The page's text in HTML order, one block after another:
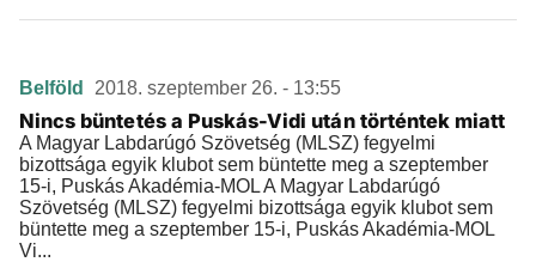
Belföld 2018. szeptember 26. - 13:55
Nincs büntetés a Puskás-Vidi után történtek miatt
A Magyar Labdarúgó Szövetség (MLSZ) fegyelmi
bizottsága egyik klubot sem büntette meg a szeptember
15-i, Puskás Akadémia-MOL A Magyar Labdarúgó
Szövetség (MLSZ) fegyelmi bizottsága egyik klubot sem
büntette meg a szeptember 15-i, Puskás Akadémia-MOL
Vi...